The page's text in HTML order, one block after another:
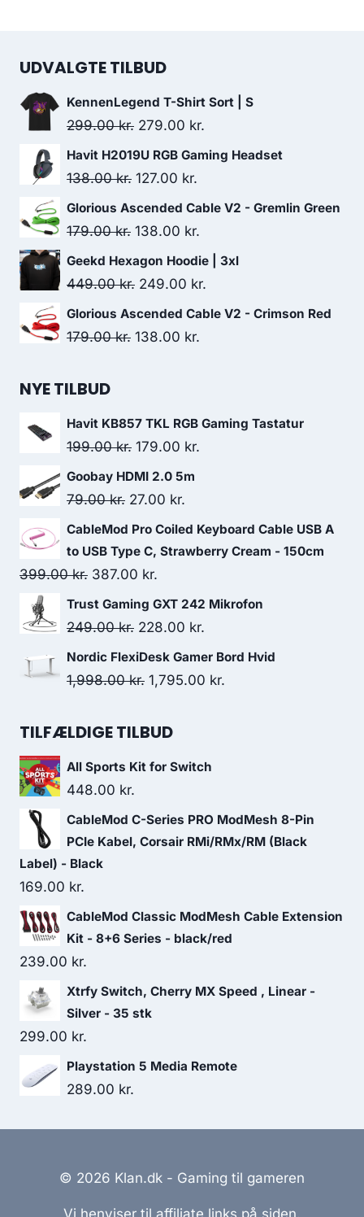
UDVALGTE TILBUD
KennenLegend T-Shirt Sort | S
299.00kr. Original
price
was:
279.00 kr.
price
Havit H2019U RGB Gaming Headset
138.00kr. Original
price
was:
127.00 kr.
price
127.00 kr..
Glorious Ascended Cable V2 - Gremlin Green
179.00kr. Original
price
was:
138.00 kr.
price
is:
Geekd Hexagon Hoodie | 3xl
449.00kr. Original
price
was:
249.00 kr.
price
Glorious Ascended Cable V2 - Crimson Red
179.00kr. Original
138.00 kr.
NYE TILBUD
Havit KB857 TKL RGB Gaming Tastatur
199.00kr. Original
price
was:
179.00 kr.
Goobay HDMI 2.0 5m
79.00kr. Original
price
was:
79.00 kr..
27.00 kr.
price
is:
CableMod Pro Coiled Keyboard Cable USB A
to USB Type C, Strawberry Cream - 150cm
399.00kr. Original
price
was:
387.00 kr.
price
is:
Trust Gaming GXT 242 Mikrofon
249.00kr. Original
price
was:
228.00 kr.
price
is:
Nordic FlexiDesk Gamer Bord Hvid
1,998.00kr. Original
was:
1,795.00 kr.
TILFÆLDIGE TILBUD
All Sports Kit for Switch
448.00 kr.
CableMod C-Series PRO ModMesh 8-Pin
PCIe Kabel, Corsair RMi/RMx/RM (Black
Label) - Black
169.00 kr.
CableMod Classic ModMesh Cable Extension
Kit - 8+6 Series - black/red
239.00 kr.
Xtrfy Switch, Cherry MX Speed , Linear -
Silver - 35 stk
299.00 kr.
Playstation 5 Media Remote
289.00 kr.
© 2026 Klan.dk - Gaming til gameren
Vi henviser til affiliate links på siden.